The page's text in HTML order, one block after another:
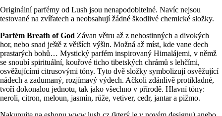
Originální parfémy od Lush jsou nenapodobitelné. Navíc nejsou
testované na zvířatech a neobsahují žádné škodlivé chemické složky.
Parfém Breath of God Závan větru až z nehostinných a divokých
hor, nebo snad ještě z větších výšin. Možná až míst, kde vane dech
prastarých bohů… Mystický parfém inspirovaný Himalájemi, v němž
se snoubí spirituální, kouřové ticho tibetských chrámů s lehčími,
osvěžujícími citrusovými tóny. Tyto dvě složky symbolizují osvěžující
nádech a zadumaný, rozjímavý výdech. Ačkoli zdánlivě protikladné,
tvoří dokonalou jednotu, tak jako všechno v přírodě. Hlavní tóny:
neroli, citron, meloun, jasmín, růže, vetiver, cedr, jantar a pižmo.